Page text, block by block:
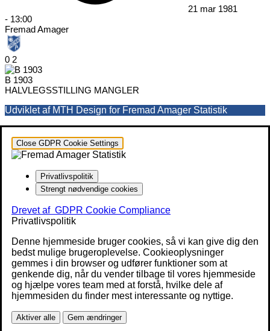
21 mar 1981
- 13:00
Fremad Amager
0 2
B 1903
HALVLEGSSTILLING MANGLER
Udviklet af MTH Design for Fremad Amager Statistik
Close GDPR Cookie Settings
Privatlivspolitik
Strengt nødvendige cookies
Drevet af GDPR Cookie Compliance
Privatlivspolitik
Denne hjemmeside bruger cookies, så vi kan give dig den
bedst mulige brugeroplevelse. Cookieoplysninger
gemmes i din browser og udfører funktioner som at
genkende dig, når du vender tilbage til vores hjemmeside
og hjælpe vores team med at forstå, hvilke dele af
hjemmesiden du finder mest interessante og nyttige.
Aktiver alle Gem ændringer